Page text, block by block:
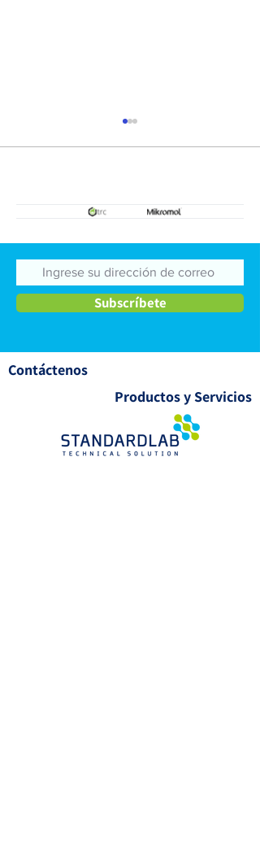
Incertidumbre
Subscríbete
Contáctenos
Productos y Servicios